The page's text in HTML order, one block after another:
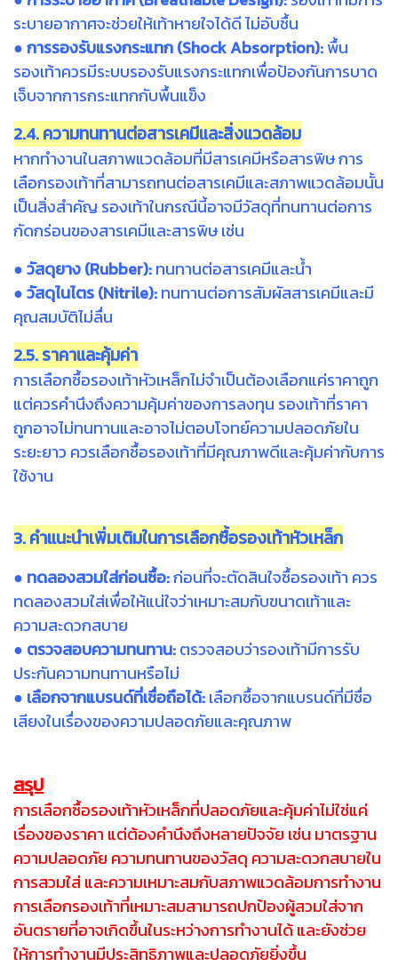
ระบายอากาศจะช่วยให้เท้าหายใจได้ดี ไม่อับชื้น
● การรองรับแรงกระแทก (Shock Absorption):พื้น
รองเท้าควรมีระบบรองรับแรงกระแทกเพื่อป้องกันการบาด
เจ็บจากการกระแทกกับพื้นแข็ง
2.4. ความทนทานต่อสารเคมีและสิ่งแวดล้อม
หากทำงานในสภาพแวดล้อมที่มีสารเคมีหรือสารพิษ การ
เลือกรองเท้าที่สามารถทนต่อสารเคมีและสภาพแวดล้อมนั้น
เป็นสิ่งสำคัญ รองเท้าในกรณีนี้อาจมีวัสดุที่ทนทานต่อการ
กัดกร่อนของสารเคมีและสารพิษ เช่น
● วัสดุยาง (Rubber):ทนทานต่อสารเคมีและน้ำ
● วัสดุไนไตร (Nitrile):ทนทานต่อการสัมผัสสารเคมีและมี
คุณสมบัติไม่ลื่น
2.5. ราคาและคุ้มค่า
การเลือกซื้อรองเท้าหัวเหล็กไม่จำเป็นต้องเลือกแค่ราคาถูก
แต่ควรคำนึงถึงความคุ้มค่าของการลงทุน รองเท้าที่ราคา
ถูกอาจไม่ทนทานและอาจไม่ตอบโจทย์ความปลอดภัยใน
ระยะยาว ควรเลือกซื้อรองเท้าที่มีคุณภาพดีและคุ้มค่ากับการ
ใช้งาน
3. คำแนะนำเพิ่มเติมในการเลือกซื้อรองเท้าหัวเหล็ก
● ทดลองสวมใส่ก่อนซื้อ:ก่อนที่จะตัดสินใจซื้อรองเท้า ควร
ทดลองสวมใส่เพื่อให้แน่ใจว่าเหมาะสมกับขนาดเท้าและ
ความสะดวกสบาย
● ตรวจสอบความทนทาน:ตรวจสอบว่ารองเท้ามีการรับ
ประกันความทนทานหรือไม่
● เลือกจากแบรนด์ที่เชื่อถือได้:เลือกซื้อจากแบรนด์ที่มีชื่อ
เสียงในเรื่องของความปลอดภัยและคุณภาพ
สรุป
การเลือกซื้อรองเท้าหัวเหล็กที่ปลอดภัยและคุ้มค่าไม่ใช่แค่
เรื่องของราคา แต่ต้องคำนึงถึงหลายปัจจัย เช่น มาตรฐาน
ความปลอดภัย ความทนทานของวัสดุ ความสะดวกสบายใน
การสวมใส่ และความเหมาะสมกับสภาพแวดล้อมการทำงาน
การเลือกรองเท้าที่เหมาะสมสามารถปกป้องผู้สวมใส่จาก
อันตรายที่อาจเกิดขึ้นในระหว่างการทำงานได้ และยังช่วย
ให้การทำงานมีประสิทธิภาพและปลอดภัยยิ่งขึ้น